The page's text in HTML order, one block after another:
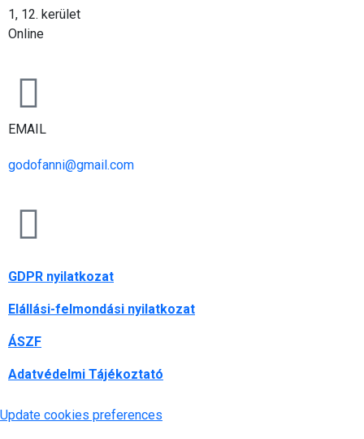
1, 12. kerület
Online
EMAIL
godofanni@gmail.com
GDPR nyilatkozat
Elállási-felmondási nyilatkozat
ÁSZF
Adatvédelmi Tájékoztató
Update cookies preferences